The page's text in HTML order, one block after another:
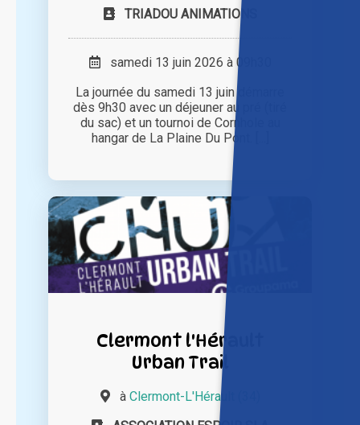
TRIADOU ANIMATIONS
samedi 13 juin 2026 à 09h30
La journée du samedi 13 juin démarre
dès 9h30 avec un déjeuner au pré (tiré
du sac) et un tournoi de Cornhole au
hangar de La Plaine Du Pont. [...]
Clermont l'Hérault
Urban Trail
à Clermont-L'Hérault (34)